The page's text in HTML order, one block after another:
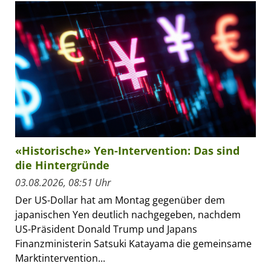
«Historische» Yen-Intervention: Das sind
die Hintergründe
03.08.2026, 08:51 Uhr
Der US-Dollar hat am Montag gegenüber dem
japanischen Yen deutlich nachgegeben, nachdem
US-Präsident Donald Trump und Japans
Finanzministerin Satsuki Katayama die gemeinsame
Marktintervention...